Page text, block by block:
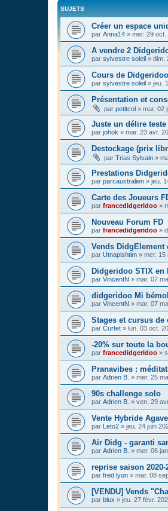
SUJETS
Créer un espace
par Anna14 » mer. 29 oct.
A vendre 2
par sylvestre soleil » dim.
Cours de
par sylvestre soleil » jeu.
Présentation et
par petitcol » mar. 02
Juste un délire teste
par johok » mar. 23 avr.
Destockage (prix
par Trias Sylvain »
Prestations
par parcaustralien » jeu.
Carte des Joueurs
par francedidgeridoo »
Nouveau Forum FD
par francedidgeridoo »
Vends DidgElement
par Utnapishtim » mer. 15
Didgeridoo STIX en
par VincentN » mar. 07
didgeridoo Mi
par VincentN » mar. 07
Stages et cursus
par Curtet » lun. 03 oct.
-20% sur toute la
par francedidgeridoo »
Pranavibes :
par Adrien B. » mer. 25
90s challenge solo
par Adrien B. » ven. 29
Vente Hybride
par Leto2 » jeu. 24 juin
Air Didg - garanti
par Adrien B. » mer. 06
reprise saison 2020-
par fred lyon » mar. 08
[VENDU] Vends
par blux » jeu. 27 févr.